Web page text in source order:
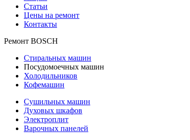
Статьи
Цены на ремонт
Контакты
Ремонт BOSCH
Стиральных машин
Посудомоечных машин
Холодильников
Кофемашин
Сушильных машин
Духовых шкафов
Электроплит
Варочных панелей